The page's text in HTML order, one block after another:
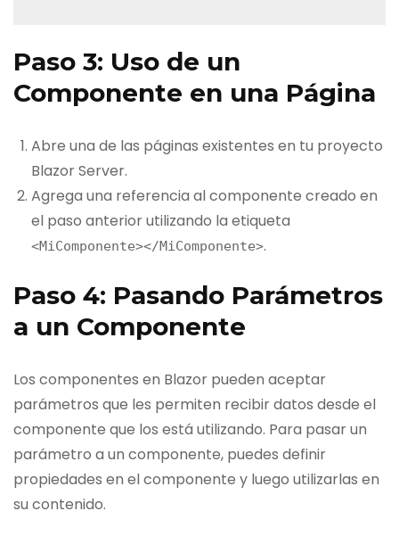
Paso 3: Uso de un
Componente en una Página
Abre una de las páginas existentes en tu proyecto
Blazor Server.
Agrega una referencia al componente creado en
el paso anterior utilizando la etiqueta
<MiComponente></MiComponente>.
Paso 4: Pasando Parámetros
a un Componente
Los componentes en Blazor pueden aceptar
parámetros que les permiten recibir datos desde el
componente que los está utilizando. Para pasar un
parámetro a un componente, puedes definir
propiedades en el componente y luego utilizarlas en
su contenido.